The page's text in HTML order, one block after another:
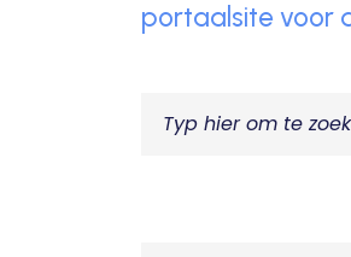
portaalsite voor